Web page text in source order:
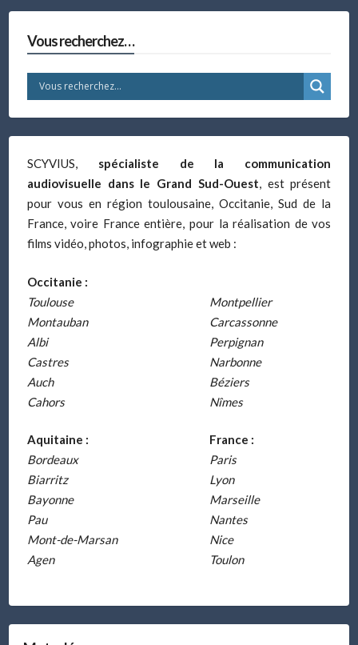
Vous recherchez…
SCYVIUS, spécialiste de la communication
audiovisuelle dans le Grand Sud-Ouest, est présent
pour vous en région toulousaine, Occitanie, Sud de la
France, voire France entière, pour la réalisation de vos
films vidéo, photos, infographie et web :
Occitanie :
Toulouse
Montauban
Albi
Castres
Auch
Cahors
Montpellier
Carcassonne
Perpignan
Narbonne
Béziers
Nîmes
Aquitaine :
Bordeaux
Biarritz
Bayonne
Pau
Mont-de-Marsan
Agen
France :
Paris
Lyon
Marseille
Nantes
Nice
Toulon